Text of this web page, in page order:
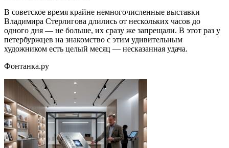
В советское время крайне немногочисленные выставки
Владимира Стерлигова длились от нескольких часов до
одного дня — не больше, их сразу же запрещали. В этот раз у
петербуржцев на знакомство с этим удивительным
художником есть целый месяц — несказанная удача.
Фонтанка.ру